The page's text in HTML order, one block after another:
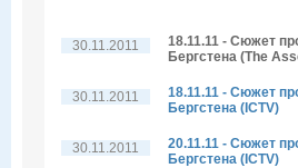
30.11.2011
18.11.11 - Сюжет
Бергстена (The
30.11.2011
18.11.11 - Сюжет
Бергстена (ICTV)
30.11.2011
20.11.11 - Сюжет
Бергстена (ICTV)